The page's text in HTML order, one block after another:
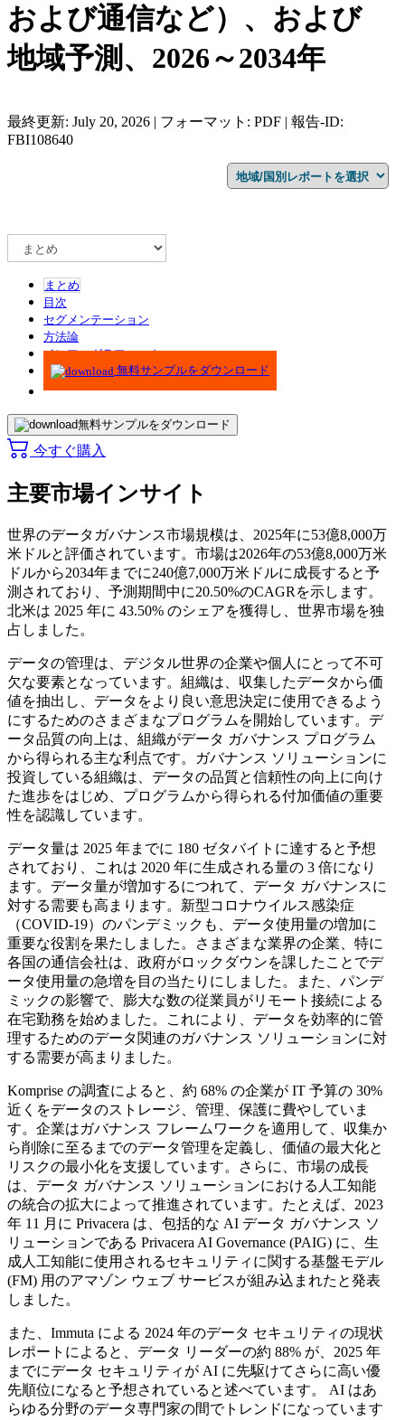
および通信など）、および
地域予測、2026～2034年
最終更新: July 20, 2026 | フォーマット: PDF | 報告-ID:
FBI108640
まとめ
目次
セグメンテーション
方法論
インフォグラフィック
無料サンプルをダウンロード
無料サンプルをダウンロード
今すぐ購入
主要市場インサイト
世界のデータガバナンス市場規模は、2025年に53億8,000万
米ドルと評価されています。市場は2026年の53億8,000万米
ドルから2034年までに240億7,000万米ドルに成長すると予
測されており、予測期間中に20.50%のCAGRを示します。
北米は 2025 年に 43.50% のシェアを獲得し、世界市場を独
占しました。
データの管理は、デジタル世界の企業や個人にとって不可
欠な要素となっています。組織は、収集したデータから価
値を抽出し、データをより良い意思決定に使用できるよう
にするためのさまざまなプログラムを開始しています。デ
ータ品質の向上は、組織がデータ ガバナンス プログラム
から得られる主な利点です。ガバナンス ソリューションに
投資している組織は、データの品質と信頼性の向上に向け
た進歩をはじめ、プログラムから得られる付加価値の重要
性を認識しています。
データ量は 2025 年までに 180 ゼタバイトに達すると予想
されており、これは 2020 年に生成される量の 3 倍になり
ます。データ量が増加するにつれて、データ ガバナンスに
対する需要も高まります。新型コロナウイルス感染症
（COVID-19）のパンデミックも、データ使用量の増加に
重要な役割を果たしました。さまざまな業界の企業、特に
各国の通信会社は、政府がロックダウンを課したことでデ
ータ使用量の急増を目の当たりにしました。また、パンデ
ミックの影響で、膨大な数の従業員がリモート接続による
在宅勤務を始めました。これにより、データを効率的に管
理するためのデータ関連のガバナンス ソリューションに対
する需要が高まりました。
Komprise の調査によると、約 68% の企業が IT 予算の 30%
近くをデータのストレージ、管理、保護に費やしていま
す。企業はガバナンス フレームワークを適用して、収集か
ら削除に至るまでのデータ管理を定義し、価値の最大化と
リスクの最小化を支援しています。さらに、市場の成長
は、データ ガバナンス ソリューションにおける人工知能
の統合の拡大によって推進されています。たとえば、2023
年 11 月に Privacera は、包括的な AI データ ガバナンス ソ
リューションである Privacera AI Governance (PAIG) に、生
成人工知能に使用されるセキュリティに関する基盤モデル
(FM) 用のアマゾン ウェブ サービスが組み込まれたと発表
しました。
また、Immuta による 2024 年のデータ セキュリティの現状
レポートによると、データ リーダーの約 88% が、2025 年
までにデータ セキュリティが AI に先駆けてさらに高い優
先順位になると予想されていると述べています。 AI はあ
らゆる分野のデータ専門家の間でトレンドになっています